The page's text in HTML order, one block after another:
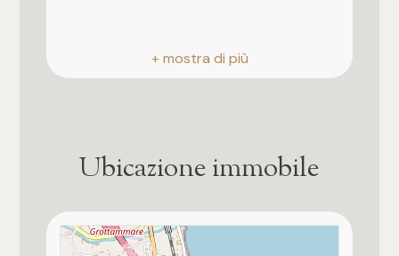
Ubicazione immobile
Camere
2